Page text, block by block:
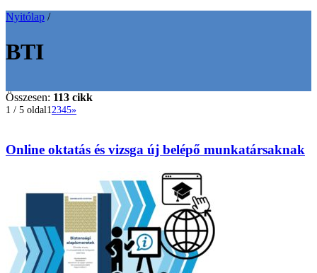
Nyitólap /
BTI
Összesen: 113 cikk
1 / 5 oldal12345»
Online oktatás és vizsga új belépő munkatársaknak